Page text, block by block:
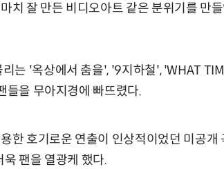
치 잘 만든 비디오아트 같은 분위기를 만
는 '옥상에서 춤을', '9지하철', 'WHAT
들을 무아지경에 빠뜨렸다.
한 호기로운 연출이 인상적이었던 미공개
팬을 열광케 했다.